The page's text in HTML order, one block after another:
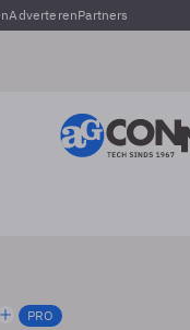
AdverterenPartners
PRO